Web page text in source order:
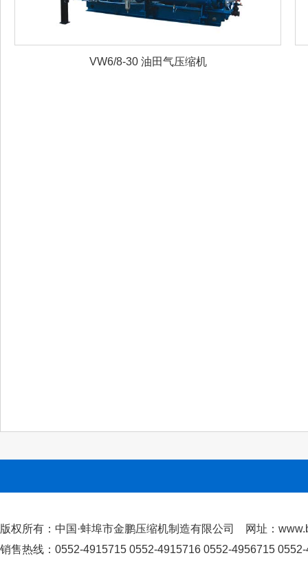
VW6/8-30 油田气压缩机
版权所有：中国·蚌埠市金鹏压缩机制造有限公司 网址：
销售热线：0552-4915715 0552-4915716 0552-4956715